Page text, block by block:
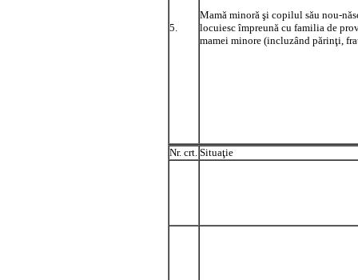
5.
Mamă minoră şi copilul său nou-
locuiesc împreună cu familia de
mamei minore (incluzând părinţi,
Nr. crt. Situaţie